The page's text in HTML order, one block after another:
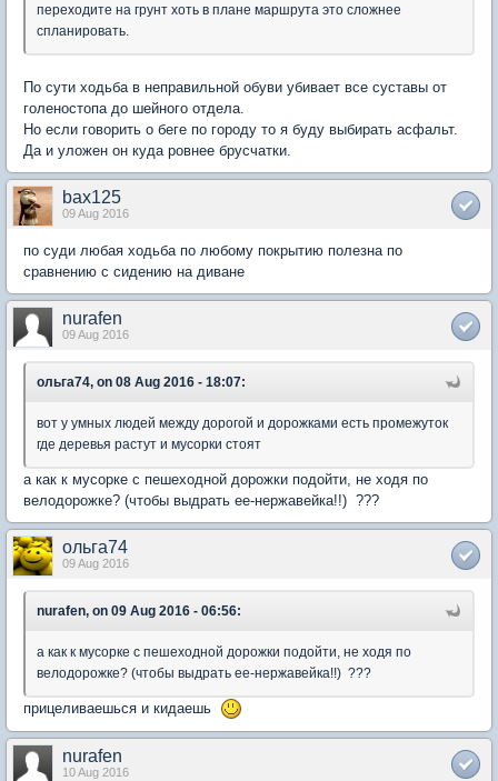
переходите на грунт хоть в плане маршрута это сложнее
спланировать.
По сути ходьба в неправильной обуви убивает все суставы от
голеностопа до шейного отдела.
Но если говорить о беге по городу то я буду выбирать асфальт.
Да и уложен он куда ровнее брусчатки.
bax125
09 Aug 2016
по суди любая ходьба по любому покрытию полезна по
сравнению с сидению на диване
nurafen
09 Aug 2016
ольга74, on 08 Aug 2016 - 18:07:
вот у умных людей между дорогой и дорожками есть промежуток
где деревья растут и мусорки стоят
а как к мусорке с пешеходной дорожки подойти, не ходя по
велодорожке? (чтобы выдрать ее-нержавейка!!) ???
ольга74
09 Aug 2016
nurafen, on 09 Aug 2016 - 06:56:
а как к мусорке с пешеходной дорожки подойти, не ходя по
велодорожке? (чтобы выдрать ее-нержавейка!!) ???
прицеливаешься и кидаешь
nurafen
10 Aug 2016